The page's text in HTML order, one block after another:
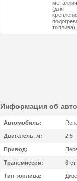
(для
топлива)
Информация об
Автомобиль:
Двигатель, л: 2,5
Привод:
Трансмиссия: 6-
Тип топлива: